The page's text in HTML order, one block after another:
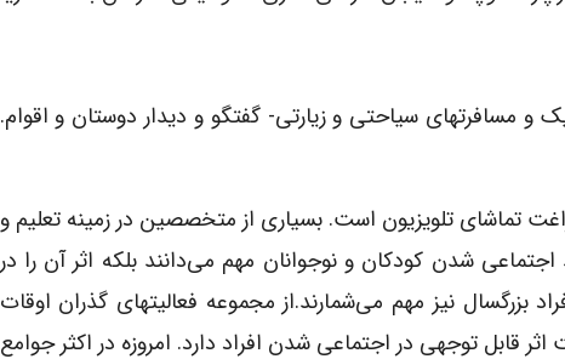
و مسافرتهای سیاحتی و زیارتی- گفتگو و دیدار دوستان و اقوام.
تماشای تلویزیون است. بسیاری از متخصصین در زمینه تعلیم و
اجتماعی شدن کودکان و نوجوانان مهم می‌دانند بلکه اثر آن را در
نیز مهم می‌شمارند.از مجموعه فعالیتهای گذران اوقات
قابل توجهی در اجتماعی شدن افراد دارد. امروزه در اکثر جوامع